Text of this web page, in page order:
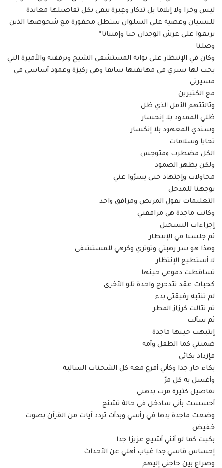
ليس وخزا ولا إيلاما بل تذكار وعِبرة تبقى بكل تفاصيلها معاندة
للنسيان وعصية على السلوان ستظل محفورة مع شخوصها الذين
تربعوا على عرش الوجدان حبا وإمتنانا*
وصلنا
وكان في الإنتظار على بوابة المستشفى الشيخ وبرفقته والأميرة التي
بحت لها بسري في مهاتفتها سابقا وهي ركيزة وعمود أساسي في
مسيرتي
مع الكثيرين
وثالثتهم الأمل الذي ظل
ظلي الممدود بلا إنحسار
وسندي المعهود بلا إنكسار
تحايا وسلامات
الكل مضطرب ومتوجس
ولكن يظهر الصمود
محاولات وإجتهاد حتى يسرّوا عني
توجهنا للمدخل
التعليمات تقول المريض ومرافق واحد
وكانت ماجدة هي مرافقتي
إجراءات التسجيل
ثم جلسنا في الإنتظار
وهذا هو سر رهبتي وتوتري وكرهي للمستشفى
لا أستطيع الإنتظار
تساقطت دموعي حينها
كحبات عقد تتدحرج واحدة تلو الأخرى
لم تنتبه رفيقتي بدء
ثم تتالت كرزاز المطر
ثم سألت
إنتبهت حينها ماجدة
ضمتني كما الطفل وأمه
فإزداد بكائي
بكاء حار جدا وكأني أفرغ معه كل الشحنات السالبة
وأغسل به كل مرّ
تفاصيل كثيرة مرت بذهني
أحسست بأني سادخل في حالة تشنج
وضعت ماجدة يدها في رأسي وبدأت تردد آيات من القرآن بصوت
خفيض
بكيت كما لو أنني أشيع عزيزا جدا
إحساس قاسي جدا غياب أهلي عن الأحداث
وصراع بين حاجتي إليهم